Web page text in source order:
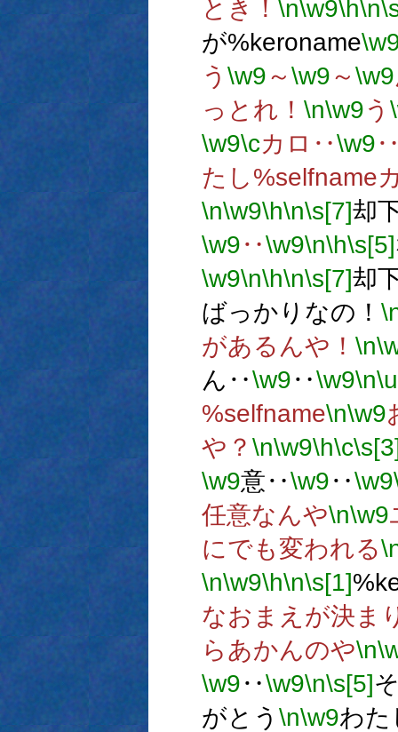
とき！ \n\w9\h\n
が%keroname
う \w9～\w9～\w9
っとれ！ \n\w9う
\w9\cカロ‥\w9
たし%selfname
\n\w9\h\n\s[7]却
\w9‥\w9\n\h\s[5]
\w9\n\h\n\s[7]却
ばっかりなの！
があるんや！ \n
ん‥\w9‥\w9\n\u
%selfname\n\w9
や？ \n\w9\h\c
\w9意‥\w9‥\w9
任意なんや\n\w9
にでも変われる
\n\w9\h\n\s[1]
なおまえが決ま
らあかんのや\n
\w9‥\w9\n\s[5]
がとう \n\w9わた